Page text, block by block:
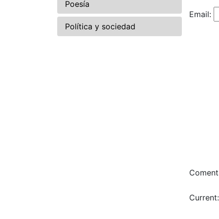
Poesía
Política y sociedad
Email:
Current: